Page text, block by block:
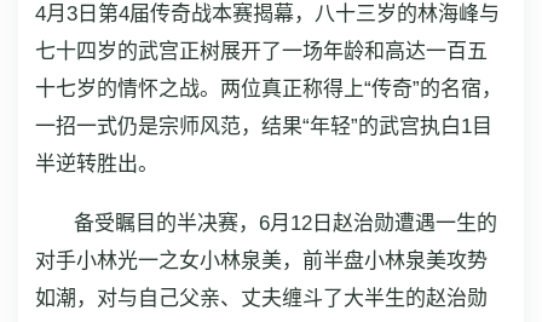
4月3日第4届传奇战本赛揭幕，八十三岁的林海峰与
七十四岁的武宫正树展开了一场年龄和高达一百五
十七岁的情怀之战。两位真正称得上“传奇”的名宿，
一招一式仍是宗师风范，结果“年轻”的武宫执白1目
半逆转胜出。
备受瞩目的半决赛，6月12日赵治勋遭遇一生的
对手小林光一之女小林泉美，前半盘小林泉美攻势
如潮，对与自己父亲、丈夫缠斗了大半生的赵治勋